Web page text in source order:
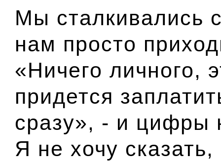
Мы сталкивались
нам просто
«Ничего личного,
придется
сразу», - и цифры
Я не хочу